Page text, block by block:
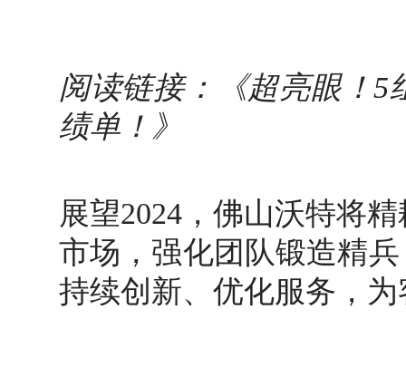
阅读链接：《超亮眼！5
绩单 ！》
展望2024，佛山沃特将
市场，强化团队锻造精
持续创新、优化服务，